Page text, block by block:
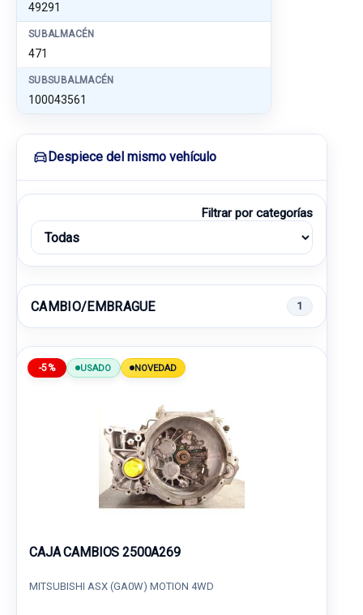
49291
SUBALMACÉN
471
SUBSUBALMACÉN
100043561
Despiece del mismo vehículo
Filtrar por categorías
CAMBIO/EMBRAGUE 1
-5% USADO NOVEDAD
CAJA CAMBIOS 2500A269
MITSUBISHI ASX (GA0W) MOTION 4WD